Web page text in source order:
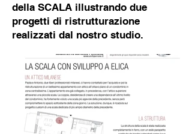
della SCALA illustrando due
progetti di ristrutturazione
realizzati dal nostro studio.